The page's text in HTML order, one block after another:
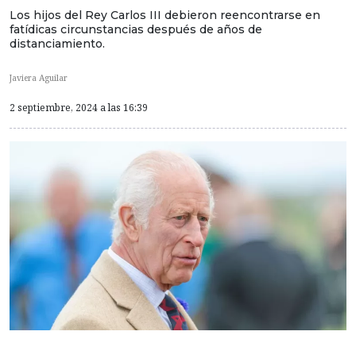
Los hijos del Rey Carlos III debieron reencontrarse en
fatídicas circunstancias después de años de
distanciamiento.
Javiera Aguilar
2 septiembre, 2024 a las 16:39